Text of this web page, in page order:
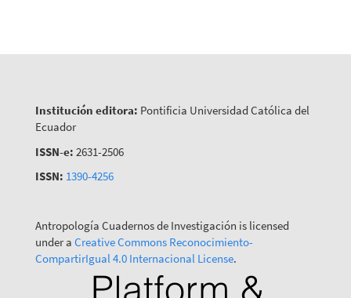
Institución editora: Pontificia Universidad Católica del
Ecuador
ISSN-e: 2631-2506
ISSN: 1390-4256
Antropología Cuadernos de Investigación is licensed
under a Creative Commons Reconocimiento-
CompartirIgual 4.0 Internacional License.